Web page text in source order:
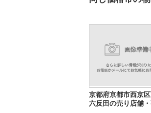
京都府京都市西京
六反田の売り店舗